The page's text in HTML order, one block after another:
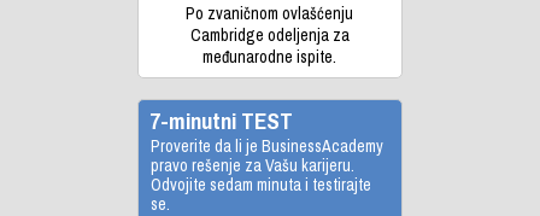
Po zvaničnom ovlašćenju
Cambridge odeljenja za
međunarodne ispite.
7-minutni TEST
Proverite da li je BusinessAcademy
pravo rešenje za Vašu karijeru.
Odvojite sedam minuta i testirajte
se.